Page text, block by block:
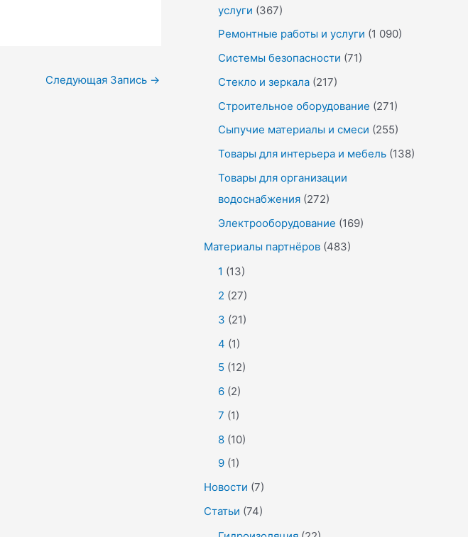
Следующая Запись →
услуги (367)
Ремонтные работы и услуги (1 090)
Системы безопасности (71)
Стекло и зеркала (217)
Строительное оборудование (271)
Сыпучие материалы и смеси (255)
Товары для интерьера и мебель (138)
Товары для организации
водоснабжения (272)
Электрооборудование (169)
Материалы партнёров (483)
1 (13)
2 (27)
3 (21)
4 (1)
5 (12)
6 (2)
7 (1)
8 (10)
9 (1)
Новости (7)
Статьи (74)